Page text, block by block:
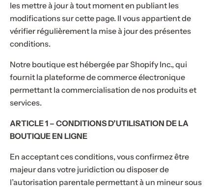
les mettre à jour à tout moment en publiant les
modifications sur cette page. Il vous appartient de
vérifier régulièrement la mise à jour des présentes
conditions.
Notre boutique est hébergée par Shopify Inc., qui
fournit la plateforme de commerce électronique
permettant la commercialisation de nos produits et
services.
ARTICLE 1 – CONDITIONS D’UTILISATION DE LA
BOUTIQUE EN LIGNE
En acceptant ces conditions, vous confirmez être
majeur dans votre juridiction ou disposer de
l’autorisation parentale permettant à un mineur sous